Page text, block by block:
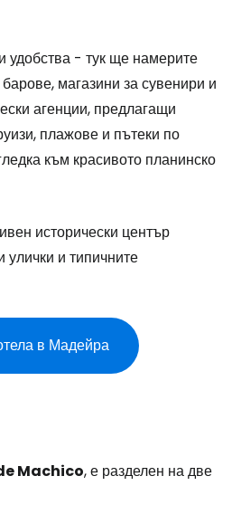
удобства - тук ще намерите
магазини за сувенири и
агенции, предлагащи
плажове и пътеки по
към красивото планинско
исторически център
улички и типичните
в Мадейра
Machico, е разделен на две